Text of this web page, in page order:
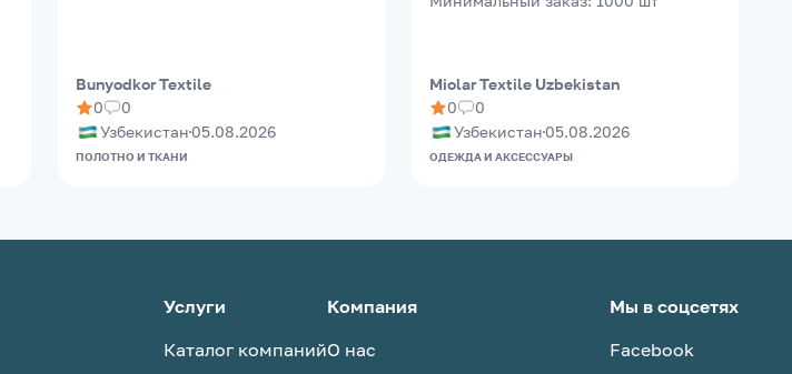
Bunyodkor Textile
0
0
Узбекистан 05.08.2026
ПОЛОТНО И ТКАНИ
Miolar Textile Uzbekistan
0
0
Узбекистан 05.08.2026
ОДЕЖДА И АКСЕССУАРЫ
Услуги
Каталог компаний
Компания
О нас
Мы в соцсетях
Facebook